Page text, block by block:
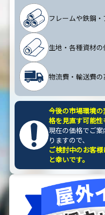
フレームや鉄鋼
生地・各種資材
物流費・輸送費の
今後の市場環境
格を見直す可能性
現在の価格でご
りますので、
ご検討中のお客
と幸いです。